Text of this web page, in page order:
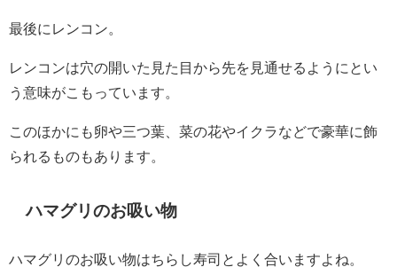
最後にレンコン。
レンコンは穴の開いた見た目から先を見通せるようにとい
う意味がこもっています。
このほかにも卵や三つ葉、菜の花やイクラなどで豪華に飾
られるものもあります。
ハマグリのお吸い物
ハマグリのお吸い物はちらし寿司とよく合いますよね。